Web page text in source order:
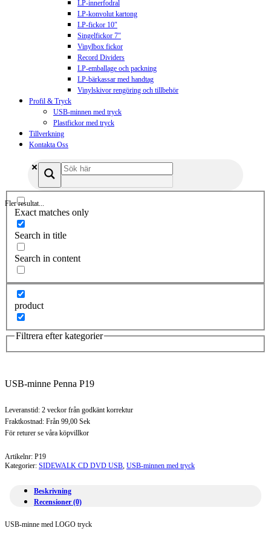
LP-innerfodral
LP-konvolut kartong
LP-fickor 10″
Singelfickor 7″
Vinylbox fickor
Record Dividers
LP-emballage och packning
LP-bärkassar med handtag
Vinylskivor rengöring och tillbehör
Profil & Tryck
USB-minnen med tryck
Plastfickor med tryck
Tillverkning
Kontakta Oss
Fler resultat...
Exact matches only
Search in title
Search in content
product
Filtrera efter kategorier
USB-minne Penna P19
Leveranstid: 2 veckor från godkänt korrektur
Fraktkostnad: Från 99,00 Sek
För returer se våra köpvillkor
Artikelnr: P19
Kategorier: SIDEWALK CD DVD USB, USB-minnen med tryck
Beskrivning
Recensioner (0)
USB-minne med LOGO tryck